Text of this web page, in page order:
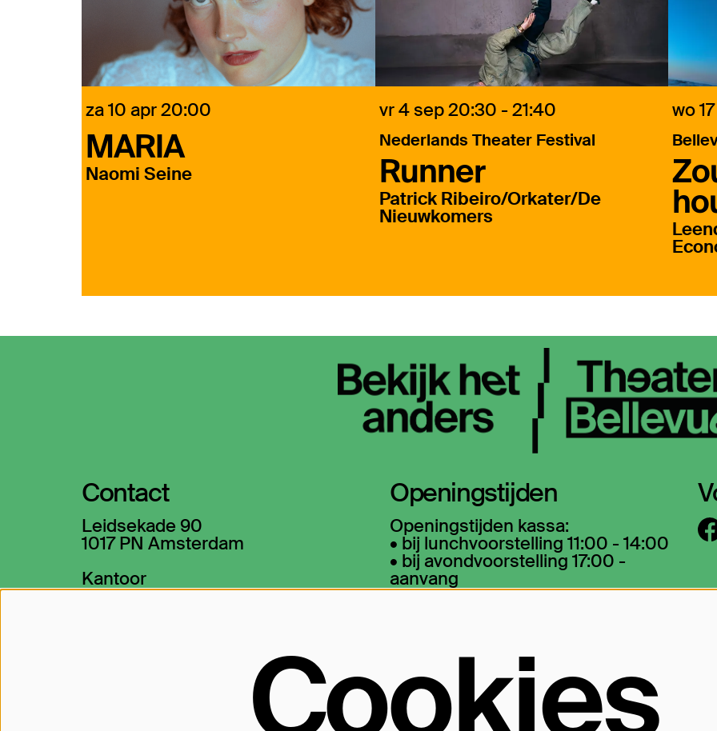
MARIA
Naomi Seine
za 10 apr20:00
Runner
Patrick Ribeiro/Orkater/De
Nieuwkomers
Nederlands Theater Festival
vr 4 sep20:30 - 21:40 wo
Contact
Leidsekade 90
1017 PN Amsterdam
Kantoor
020-5305300
→ kassa@theaterbellevue.nl
Openingstijden
Openingstijden kassa:
• bij lunchvoorstelling 11:00 - 14:00
• bij avondvoorstelling 17:00 -
aanvang
• bij matinee vanaf een uur voor
Cookies